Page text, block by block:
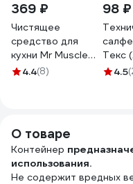
369 ₽
Чистящее
средство для
кухни Mr Muscle
520 мл Энергия
4.4(8)
98 ₽
Текс
4.5
О товаре
Контейнер
использования.
Не содержит вредных